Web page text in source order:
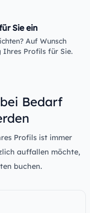
Sie ein
Auf Wunsch
Ihres Profils für Sie.
Bedarf
Profils ist immer
auffallen möchte,
buchen.